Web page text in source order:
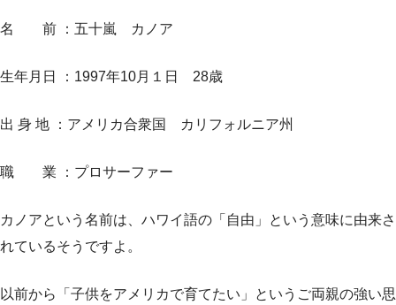
名 前 ：五十嵐 カノア
生年月日 ：1997年10月１日 28歳
出 身 地 ：アメリカ合衆国 カリフォルニア州
職 業 ：プロサーファー
カノアという名前は、ハワイ語の「自由」という意味に由来さ
れているそうですよ。
以前から「子供をアメリカで育てたい」というご両親の強い思